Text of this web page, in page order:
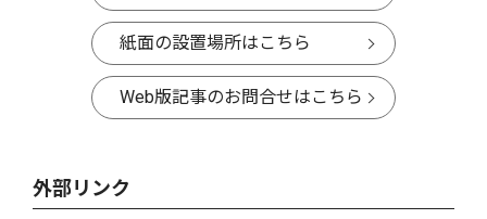
紙面の設置場所はこちら
Web版記事のお問合せはこちら
外部リンク